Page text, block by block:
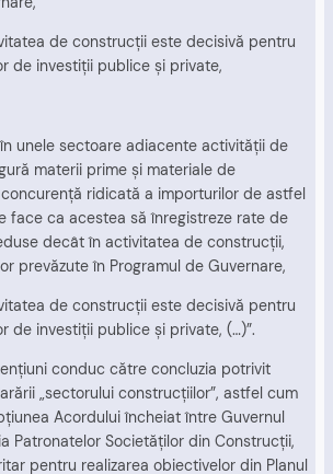
de construcţii este decisivă pentru
de investiţii publice şi private,
unele sectoare adiacente activităţii de
materii prime şi materiale de
ridicată a importurilor de astfel
face ca acestea să înregistreze rate de
decât în activitatea de construcţii,
prevăzute în Programul de Guvernare,
de construcţii este decisivă pentru
de investiţii publice şi private, (…)”.
conduc către concluzia potrivit
„sectorului construcţiilor”, astfel cum
Acordului încheiat între Guvernul
Patronatelor Societăţilor din Construcţii,
pentru realizarea obiectivelor din Planul